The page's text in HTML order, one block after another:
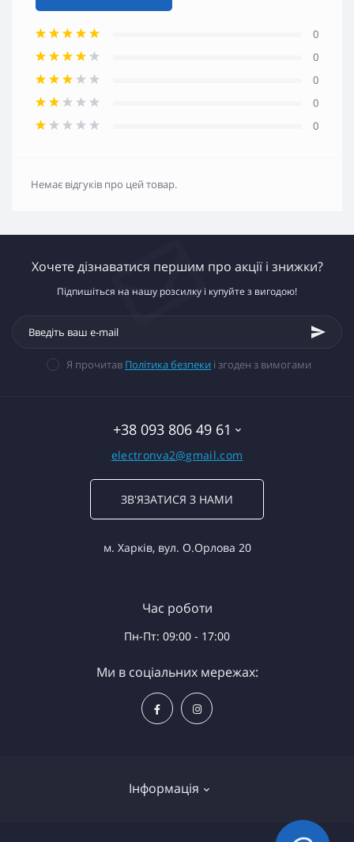
0
0
0
0
0
Немає відгуків про цей товар.
Хочете дізнаватися першим про акції і знижки?
Підпишіться на нашу розсилку і купуйте з вигодою!
Я прочитав Політика безпеки і згоден з вимогами
+38 093 806 49 61
electronva2@gmail.com
ЗВ'ЯЗАТИСЯ З НАМИ
м. Харків, вул. О.Орлова 20
Інформація
Час роботи
Пн-Пт: 09:00 - 17:00
Ми в соціальних мережах: